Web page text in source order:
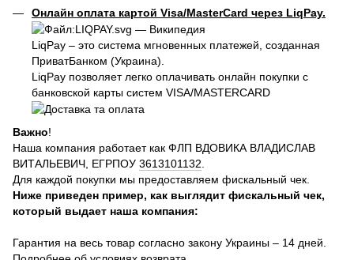
Онлайн оплата картой Visa/MasterCard через LiqPay.
LiqPay – это система мгновенных платежей, созданная
ПриватБанком (Украина).
LiqPay позволяет легко оплачивать онлайн покупки с
банковской карты систем VISA/MASTERCARD
Важно!
Наша компания работает как ФЛП ВДОВИКА ВЛАДИСЛАВ
ВИТАЛЬЕВИЧ, ЕГРПОУ 3613101132
Для каждой покупки мы предоставляем фискальный чек.
Ниже приведен пример, как выглядит фискальный чек,
который выдает наша компания:
Гарантия на весь товар согласно закону Украины – 14 дней.